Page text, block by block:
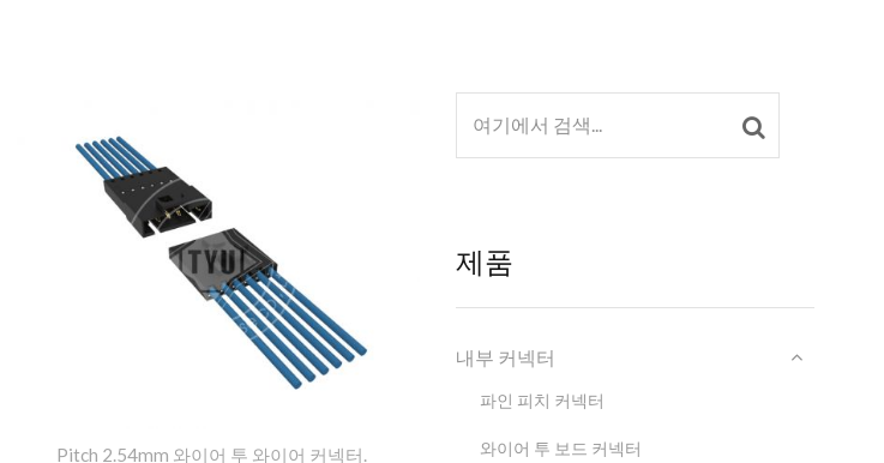
Pitch 2.54mm 와이어 투 와이어 커넥터.
제품
내부 커넥터
파인 피치 커넥터
와이어 투 보드 커넥터